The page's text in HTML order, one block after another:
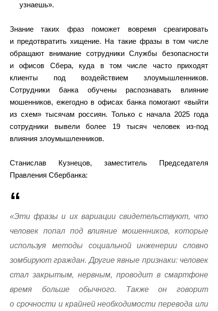
узнаешь».
Знание таких фраз поможет вовремя среагировать
и предотвратить хищение. На такие фразы в том числе
обращают внимание сотрудники Службы безопасности
и офисов Сбера, куда в том числе часто приходят
клиенты под воздействием злоумышленников.
Сотрудники банка обучены распознавать влияние
мошенников, ежегодно в офисах банка помогают «выйти
из схем» тысячам россиян. Только с начала 2025 года
сотрудники вывели более 19 тысяч человек из-под
влияния злоумышленников.
Станислав Кузнецов, заместитель Председателя
Правления Сбербанка:
«Эти фразы и их вариации свидетельствуют, что
человек попал под влияние мошенников, которые
используя методы социальной инженерии словно
зомбируют граждан. Другие явные признаки: человек
стал закрытым, нервным, проводит в смартфоне
время больше обычного. Также он говорит
о срочности и крайней необходимости перевода или